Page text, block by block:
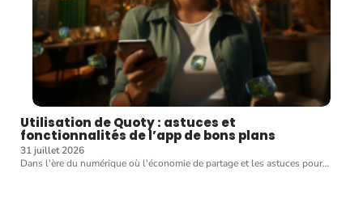
Utilisation de Quoty : astuces et
fonctionnalités de l’app de bons plans
31 juillet 2026
Dans l'ère du numérique où l'économie de partage et les astuces pour…